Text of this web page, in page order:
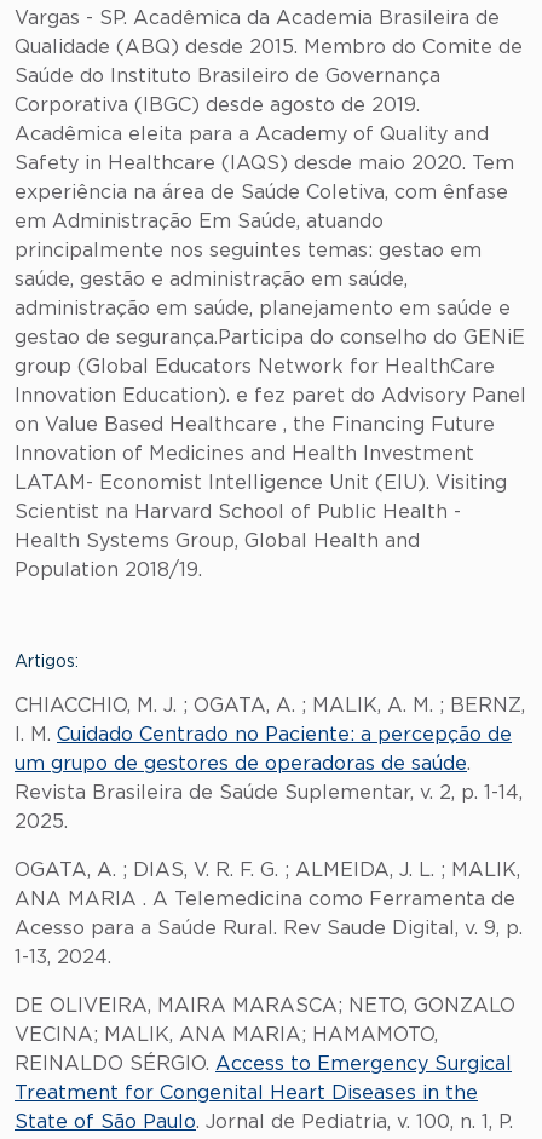
Vargas - SP. Acadêmica da Academia Brasileira de
Qualidade (ABQ) desde 2015. Membro do Comite de
Saúde do Instituto Brasileiro de Governança
Corporativa (IBGC) desde agosto de 2019.
Acadêmica eleita para a Academy of Quality and
Safety in Healthcare (IAQS) desde maio 2020. Tem
experiência na área de Saúde Coletiva, com ênfase
em Administração Em Saúde, atuando
principalmente nos seguintes temas: gestao em
saúde, gestão e administração em saúde,
administração em saúde, planejamento em saúde e
gestao de segurança.Participa do conselho do GENiE
group (Global Educators Network for HealthCare
Innovation Education). e fez paret do Advisory Panel
on Value Based Healthcare , the Financing Future
Innovation of Medicines and Health Investment
LATAM- Economist Intelligence Unit (EIU). Visiting
Scientist na Harvard School of Public Health -
Health Systems Group, Global Health and
Population 2018/19.
Artigos:
CHIACCHIO, M. J. ; OGATA, A. ; MALIK, A. M. ; BERNZ,
I. M. Cuidado Centrado no Paciente: a percepção de
um grupo de gestores de operadoras de saúde.
Revista Brasileira de Saúde Suplementar, v. 2, p. 1-14,
2025.
OGATA, A. ; DIAS, V. R. F. G. ; ALMEIDA, J. L. ; MALIK,
ANA MARIA . A Telemedicina como Ferramenta de
Acesso para a Saúde Rural. Rev Saude Digital, v. 9, p.
1-13, 2024.
DE OLIVEIRA, MAIRA MARASCA; NETO, GONZALO
VECINA; MALIK, ANA MARIA; HAMAMOTO,
REINALDO SÉRGIO. Access to Emergency Surgical
Treatment for Congenital Heart Diseases in the
State of São Paulo. Jornal de Pediatria, v. 100, n. 1, P.